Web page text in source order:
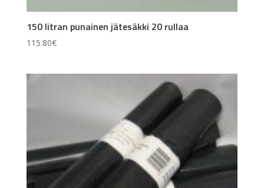
150 litran punainen jätesäkki 20 rullaa
115.80€